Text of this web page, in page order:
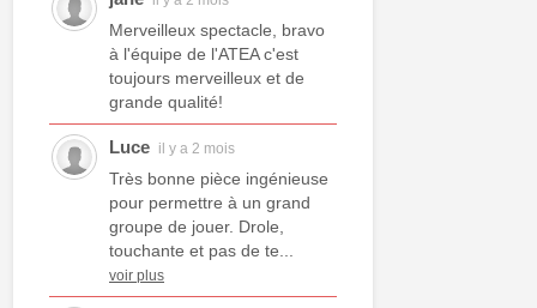
Merveilleux spectacle, bravo
à l'équipe de l'ATEA c'est
toujours merveilleux et de
grande qualité!
Luce il y a 2 mois
Très bonne pièce ingénieuse
pour permettre à un grand
groupe de jouer. Drole,
touchante et pas de te...
voir plus